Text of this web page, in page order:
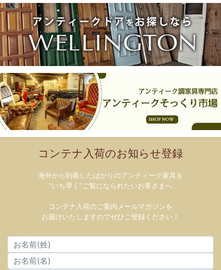
コンテナ入荷のお知らせ登録
海外から到着したばかりのアンティーク家具を
”いち早く”ご覧になられたいお客さまへ
コンテナ入荷のご案内メールマガジンを
お届けいたしますのでぜひご登録ください！